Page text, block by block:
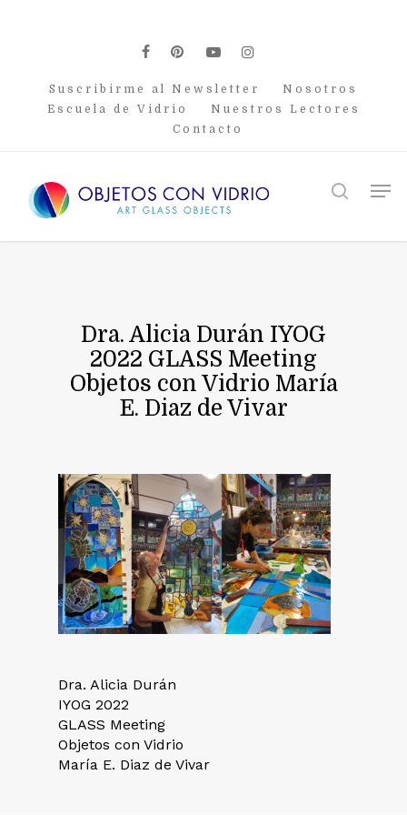
facebook
pinterest
youtubeinstagram
Suscribirme al Newsletter
Nosotros
Escuela de Vidrio
Nuestros Lectores
Contacto
search
Dra. Alicia Durán IYOG
2022 GLASS Meeting
Objetos con Vidrio María
E. Diaz de Vivar
Dra. Alicia Durán
IYOG 2022
GLASS Meeting
Objetos con Vidrio
María E. Diaz de Vivar